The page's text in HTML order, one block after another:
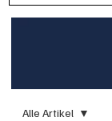
Alle Artikel